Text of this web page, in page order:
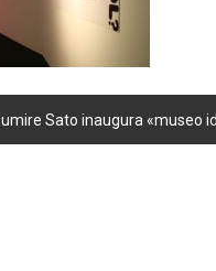
Sato inaugura «museo